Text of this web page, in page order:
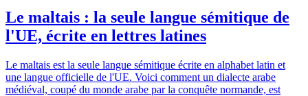
Le maltais : la seule langue sémitique de
l'UE, écrite en lettres latines
Le maltais est la seule langue sémitique écrite en alphabet latin et
une langue officielle de l'UE. Voici comment un dialecte arabe
médiéval, coupé du monde arabe par la conquête normande, est